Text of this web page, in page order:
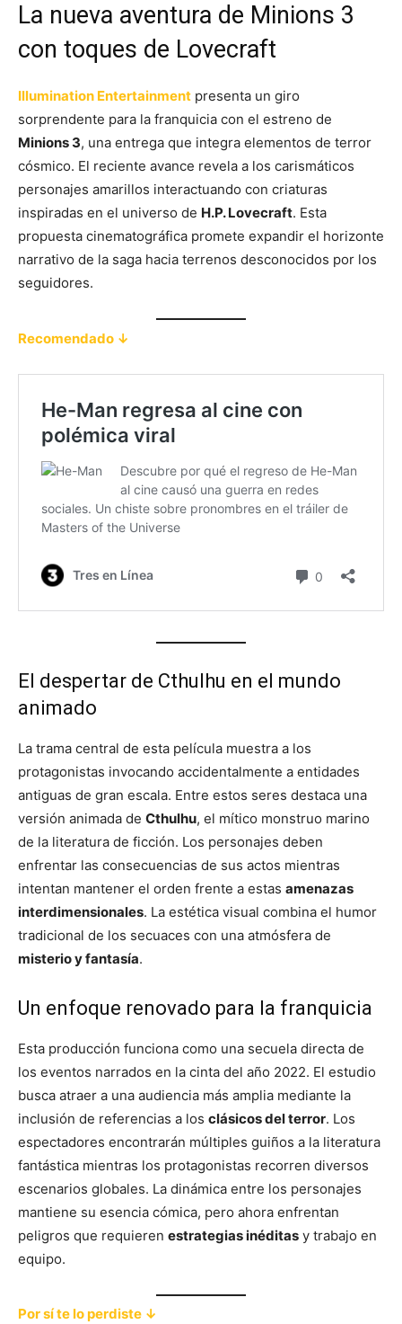
La nueva aventura de Minions 3
con toques de Lovecraft
Illumination Entertainment presenta un giro
sorprendente para la franquicia con el estreno de
Minions 3, una entrega que integra elementos de terror
cósmico. El reciente avance revela a los carismáticos
personajes amarillos interactuando con criaturas
inspiradas en el universo de H.P. Lovecraft. Esta
propuesta cinematográfica promete expandir el horizonte
narrativo de la saga hacia terrenos desconocidos por los
seguidores.
Recomendado ↓
El despertar de Cthulhu en el mundo
animado
La trama central de esta película muestra a los
protagonistas invocando accidentalmente a entidades
antiguas de gran escala. Entre estos seres destaca una
versión animada de Cthulhu, el mítico monstruo marino
de la literatura de ficción. Los personajes deben
enfrentar las consecuencias de sus actos mientras
intentan mantener el orden frente a estas amenazas
interdimensionales. La estética visual combina el humor
tradicional de los secuaces con una atmósfera de
misterio y fantasía.
Un enfoque renovado para la franquicia
Esta producción funciona como una secuela directa de
los eventos narrados en la cinta del año 2022. El estudio
busca atraer a una audiencia más amplia mediante la
inclusión de referencias a los clásicos del terror. Los
espectadores encontrarán múltiples guiños a la literatura
fantástica mientras los protagonistas recorren diversos
escenarios globales. La dinámica entre los personajes
mantiene su esencia cómica, pero ahora enfrentan
peligros que requieren estrategias inéditas y trabajo en
equipo.
Por sí te lo perdiste ↓